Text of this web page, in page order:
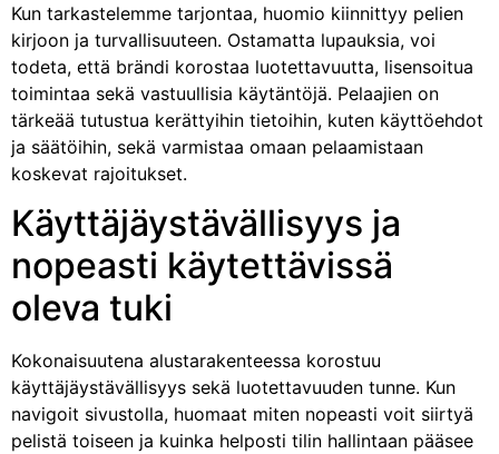
Kun tarkastelemme tarjontaa, huomio kiinnittyy pelien
kirjoon ja turvallisuuteen. Ostamatta lupauksia, voi
todeta, että brändi korostaa luotettavuutta, lisensoitua
toimintaa sekä vastuullisia käytäntöjä. Pelaajien on
tärkeää tutustua kerättyihin tietoihin, kuten käyttöehdot
ja säätöihin, sekä varmistaa omaan pelaamistaan
koskevat rajoitukset.
Käyttäjäystävällisyys ja
nopeasti käytettävissä
oleva tuki
Kokonaisuutena alustarakenteessa korostuu
käyttäjäystävällisyys sekä luotettavuuden tunne. Kun
navigoit sivustolla, huomaat miten nopeasti voit siirtyä
pelistä toiseen ja kuinka helposti tilin hallintaan pääsee